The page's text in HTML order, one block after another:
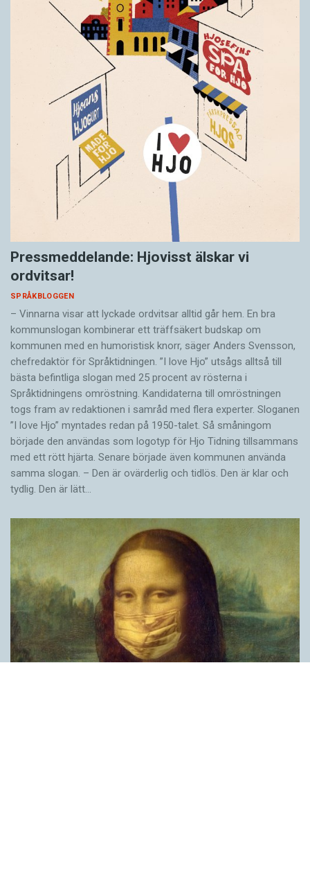
Pressmeddelande: Hjovisst älskar vi
ordvitsar!
SPRÅKBLOGGEN
– Vinnarna visar att lyckade ordvitsar alltid går hem. En bra
kommunslogan kombinerar ett träffsäkert budskap om
kommunen med en humoristisk knorr, säger Anders Svensson,
chefredaktör för Språktidningen. ”I love Hjo” utsågs alltså till
bästa befintliga slogan med 25 procent av rösterna i
Språktidningens omröstning. Kandidaterna till omröstningen
togs fram av redaktionen i samråd med flera experter. Sloganen
”I love Hjo” myntades redan på 1950-talet. Så småningom
började den användas som logotyp för Hjo Tidning tillsammans
med ett rött hjärta. Senare började även kommunen använda
samma slogan. – Den är ovärderlig och tidlös. Den är klar och
tydlig. Den är lätt…